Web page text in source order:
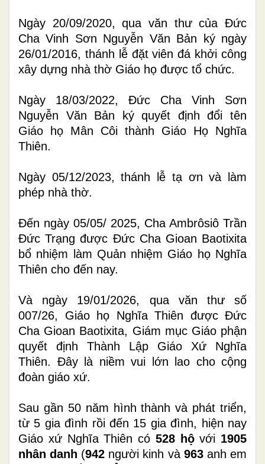
Ngày 20/09/2020, qua văn thư của Đức
Cha Vinh Sơn Nguyễn Văn Bản ký ngày
26/01/2016, thánh lễ đặt viên đá khởi công
xây dựng nhà thờ Giáo họ được tổ chức.
Ngày 18/03/2022, Đức Cha Vinh Sơn
Nguyễn Văn Bản ký quyết định đổi tên
Giáo họ Mân Côi thành Giáo Họ Nghĩa
Thiên.
Ngày 05/12/2023, thánh lễ tạ ơn và làm
phép nhà thờ.
Đến ngày 05/05/ 2025, Cha Ambrôsiô Trần
Đức Trạng được Đức Cha Gioan Baotixita
bổ nhiệm làm Quản nhiệm Giáo họ Nghĩa
Thiên cho đến nay.
Và ngày 19/01/2026, qua văn thư số
007/26, Giáo họ Nghĩa Thiên được Đức
Cha Gioan Baotixita, Giám mục Giáo phận
quyết định Thành Lập Giáo Xứ Nghĩa
Thiên. Đây là niềm vui lớn lao cho cộng
đoàn giáo xứ.
Sau gần 50 năm hình thành và phát triển,
từ 5 gia đình rồi đến 15 gia đình, hiện nay
Giáo xứNghĩa Thiên có 528hộvới 1905
nhân danh (942 người kinh và 963anh em